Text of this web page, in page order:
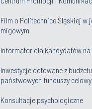
Film o Politechnice Śląskiej w
migowym
Informator dla kandydatów
Inwestycje dotowane z
państwowych funduszy
Konsultacje psychologiczne